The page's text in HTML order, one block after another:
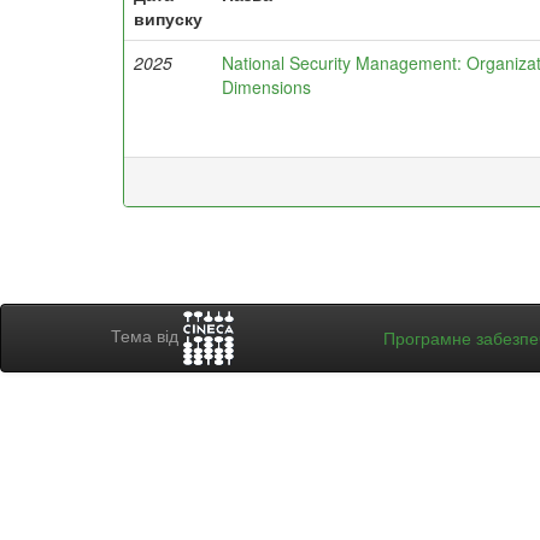
випуску
2025
National Security Management:
Dimensions
Тема від Програмне